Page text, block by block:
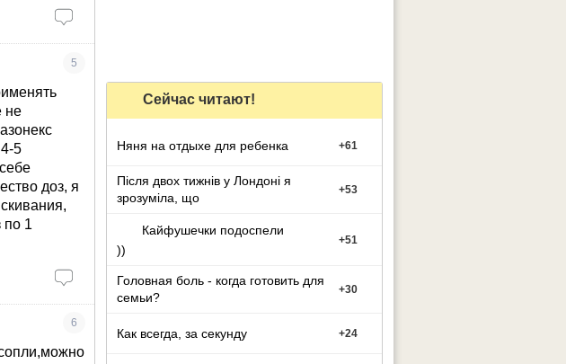
5
не
5
доз, я
по 1
6
Сейчас читают!
Няня на отдыхе для ребенка +61
Після двох тижнів у Лондоні я
зрозуміла, що
+53
Кайфушечки подоспели
))
+51
Головная боль - когда готовить для
семьи?
+30
Как всегда, за секунду +24